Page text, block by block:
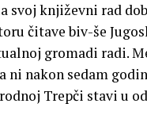
svoj književni rad
čitave biv-še
gromadi radi.
nakon sedam
Trepči stavi u